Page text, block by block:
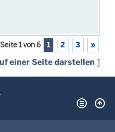
Seite 1 von 6 1 2 3 »
einer Seite darstellen ]